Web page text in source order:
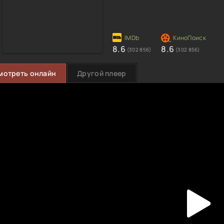
8.6 (302 856) 8.6 (302 856)
онлайн Другой плеер